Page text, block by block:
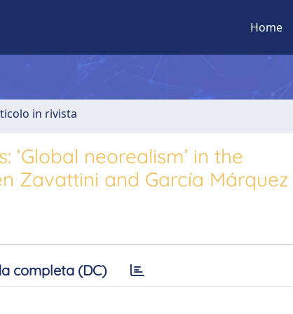
Home
in rivista
neorealism’ in the
Zavattini and García Márquez
completa (DC)